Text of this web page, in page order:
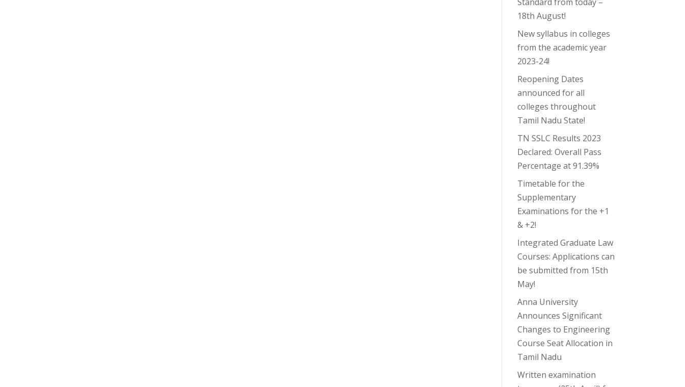
18th August!
New syllabus in colleges
from the academic year
2023-24!
Reopening Dates
announced for all
colleges throughout
Tamil Nadu State!
TN SSLC Results 2023
Declared: Overall Pass
Percentage at 91.39%
Timetable for the
Supplementary
Examinations for the +1
& +2!
Integrated Graduate Law
Courses: Applications can
be submitted from 15th
May!
Anna University
Announces Significant
Changes to Engineering
Course Seat Allocation in
Tamil Nadu
Written examination